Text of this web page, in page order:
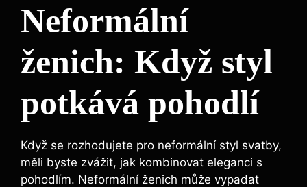
Neformální
ženich: Když styl
potkává pohodlí
Když se rozhodujete pro neformální styl svatby,
měli byste zvážit, jak kombinovat eleganci s
pohodlím. Neformální ženich může vypadat